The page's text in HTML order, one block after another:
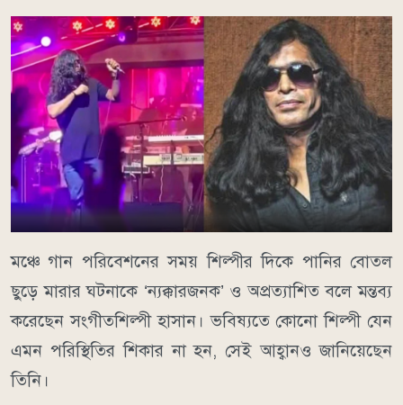
মঞ্চে গান পরিবেশনের সময় শিল্পীর দিকে পানির বোতল
ছুড়ে মারার ঘটনাকে ‘ন্যক্কারজনক’ ও অপ্রত্যাশিত বলে মন্তব্য
করেছেন সংগীতশিল্পী হাসান। ভবিষ্যতে কোনো শিল্পী যেন
এমন পরিস্থিতির শিকার না হন, সেই আহ্বানও জানিয়েছেন
তিনি।